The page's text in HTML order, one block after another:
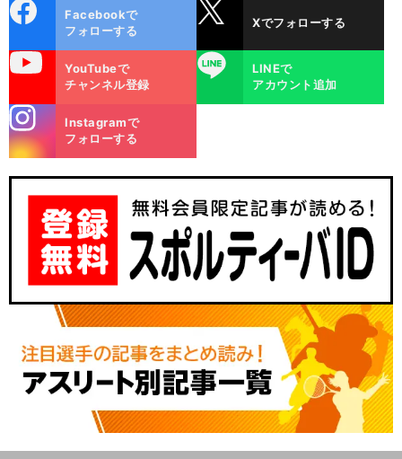
阿
」 F
パ
へ
ok
Facebookで
フォローする
Xでフォローする
YouTubeで
チャンネル登録
LINE
LINEで
アカウント追加
m
Instagramで
フォローする